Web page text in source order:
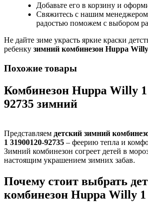
Добавьте его в корзину и
Свяжитесь с нашим
радостью поможем с выбором
Не дайте зиме украсть яркие краски
ребенку зимний комбинезон Huppa Willy
Похожие товары
Комбинезон Huppa Willy 1
92735 зимний
Представляем детский зимний
1 31900120-92735 – феерию тепла и
Зимний комбинезон согреет детей в
настоящим украшением зимних забав.
Почему стоит выбрать
комбинезон Huppa Willy 1